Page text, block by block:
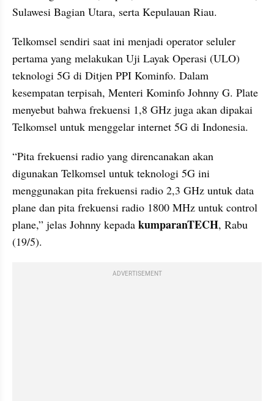
Sulawesi Bagian Utara, serta Kepulauan Riau.
Telkomsel sendiri saat ini menjadi operator seluler
pertama yang melakukan Uji Layak Operasi (ULO)
teknologi 5G di Ditjen PPI Kominfo. Dalam
kesempatan terpisah, Menteri Kominfo Johnny G. Plate
menyebut bahwa frekuensi 1,8 GHz juga akan dipakai
Telkomsel untuk menggelar internet 5G di Indonesia.
“Pita frekuensi radio yang direncanakan akan
digunakan Telkomsel untuk teknologi 5G ini
menggunakan pita frekuensi radio 2,3 GHz untuk data
plane dan pita frekuensi radio 1800 MHz untuk control
plane,” jelas Johnny kepada kumparanTECH, Rabu
(19/5).
ADVERTISEMENT